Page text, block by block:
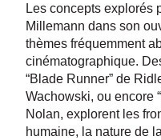
Les concepts explorés
Millemann dans son
thèmes fréquemment
cinématographique.
“Blade Runner” de
Wachowski, ou encore
Nolan, explorent les
humaine, la nature de